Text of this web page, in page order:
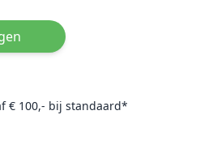
€ 100,- bij standaard*